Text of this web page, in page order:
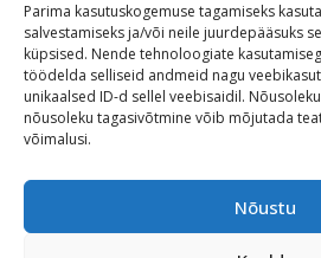
Parima kasutuskogemuse tagamiseks
salvestamiseks ja/või neile juurdepääsuks
küpsised. Nende tehnoloogiate
töödelda selliseid andmeid nagu
unikaalsed ID-d sellel veebisaidil.
nõusoleku tagasivõtmine võib mõjutada
võimalusi.
Nõustu
Maitseelamused
Vaatamisväärsused
Visit Tallinn